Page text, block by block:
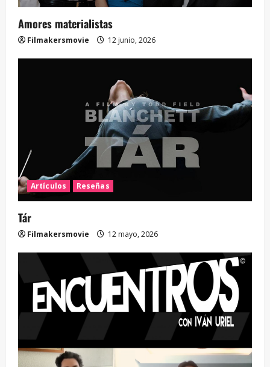
Amores materialistas
Filmakersmovie 12 junio, 2026
Artículos Reseñas
Tár
Filmakersmovie 12 mayo, 2026